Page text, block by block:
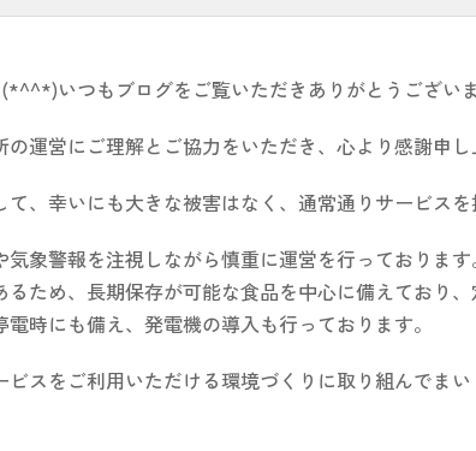
いつもブログをご覧いただきありがとうございま
運営にご理解とご協力をいただき、心より感謝申し
、幸いにも大きな被害はなく、通常通りサービスを
象警報を注視しながら慎重に運営を行っておりま
ため、長期保存が可能な食品を中心に備えており
電時にも備え、発電機の導入も行っております。
スをご利用いただける環境づくりに取り組んでまい